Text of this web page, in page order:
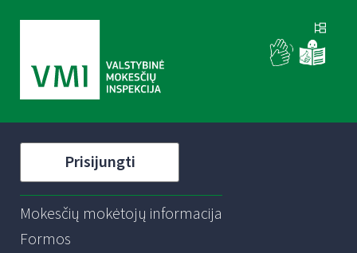
Prisijungti
Mokesčių mokėtojų informacija
Formos